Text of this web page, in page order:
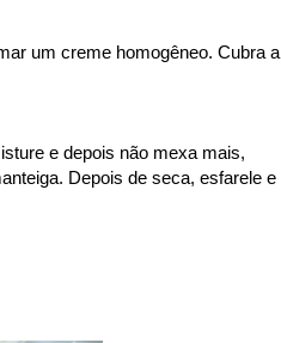
um creme homogêneo. Cubra a
e depois não mexa mais,
Depois de seca, esfarele e